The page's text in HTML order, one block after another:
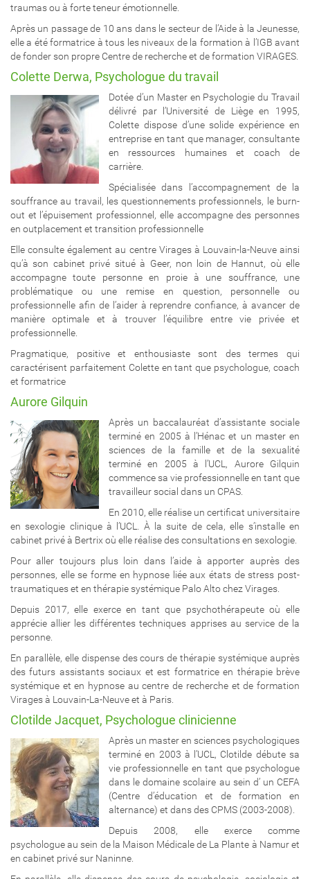
traumas ou à forte teneur émotionnelle.
Après un passage de 10 ans dans le secteur de l’Aide à la Jeunesse,
elle a été formatrice à tous les niveaux de la formation à l’IGB avant
de fonder son propre Centre de recherche et de formation VIRAGES.
Colette Derwa, Psychologue du travail
Dotée d’un Master en Psychologie du Travail
délivré par l’Université de Liège en 1995,
Colette dispose d’une solide expérience en
entreprise en tant que manager, consultante
en ressources humaines et coach de
carrière.
Spécialisée dans l’accompagnement de la
souffrance au travail, les questionnements professionnels, le burn-
out et l’épuisement professionnel, elle accompagne des personnes
en outplacement et transition professionnelle
Elle consulte également au centre Virages à Louvain-la-Neuve ainsi
qu’à son cabinet privé situé à Geer, non loin de Hannut, où elle
accompagne toute personne en proie à une souffrance, une
problématique ou une remise en question, personnelle ou
professionnelle afin de l’aider à reprendre confiance, à avancer de
manière optimale et à trouver l’équilibre entre vie privée et
professionnelle.
Pragmatique, positive et enthousiaste sont des termes qui
caractérisent parfaitement Colette en tant que psychologue, coach
et formatrice
Aurore Gilquin
Après un baccalauréat d’assistante sociale
terminé en 2005 à l’Hénac et un master en
sciences de la famille et de la sexualité
terminé en 2005 à l’UCL, Aurore Gilquin
commence sa vie professionnelle en tant que
travailleur social dans un CPAS.
En 2010, elle réalise un certificat universitaire
en sexologie clinique à l’UCL. À la suite de cela, elle s’installe en
cabinet privé à Bertrix où elle réalise des consultations en sexologie.
Pour aller toujours plus loin dans l’aide à apporter auprès des
personnes, elle se forme en hypnose liée aux états de stress post-
traumatiques et en thérapie systémique Palo Alto chez Virages.
Depuis 2017, elle exerce en tant que psychothérapeute où elle
apprécie allier les différentes techniques apprises au service de la
personne.
En parallèle, elle dispense des cours de thérapie systémique auprès
des futurs assistants sociaux et est formatrice en thérapie brève
systémique et en hypnose au centre de recherche et de formation
Virages à Louvain-La-Neuve et à Paris.
Clotilde Jacquet, Psychologue clinicienne
Après un master en sciences psychologiques
terminé en 2003 à l’UCL, Clotilde débute sa
vie professionnelle en tant que psychologue
dans le domaine scolaire au sein d’ un CEFA
(Centre d’éducation et de formation en
alternance) et dans des CPMS (2003-2008).
Depuis 2008, elle exerce comme
psychologue au sein de la Maison Médicale de La Plante à Namur et
en cabinet privé sur Naninne.